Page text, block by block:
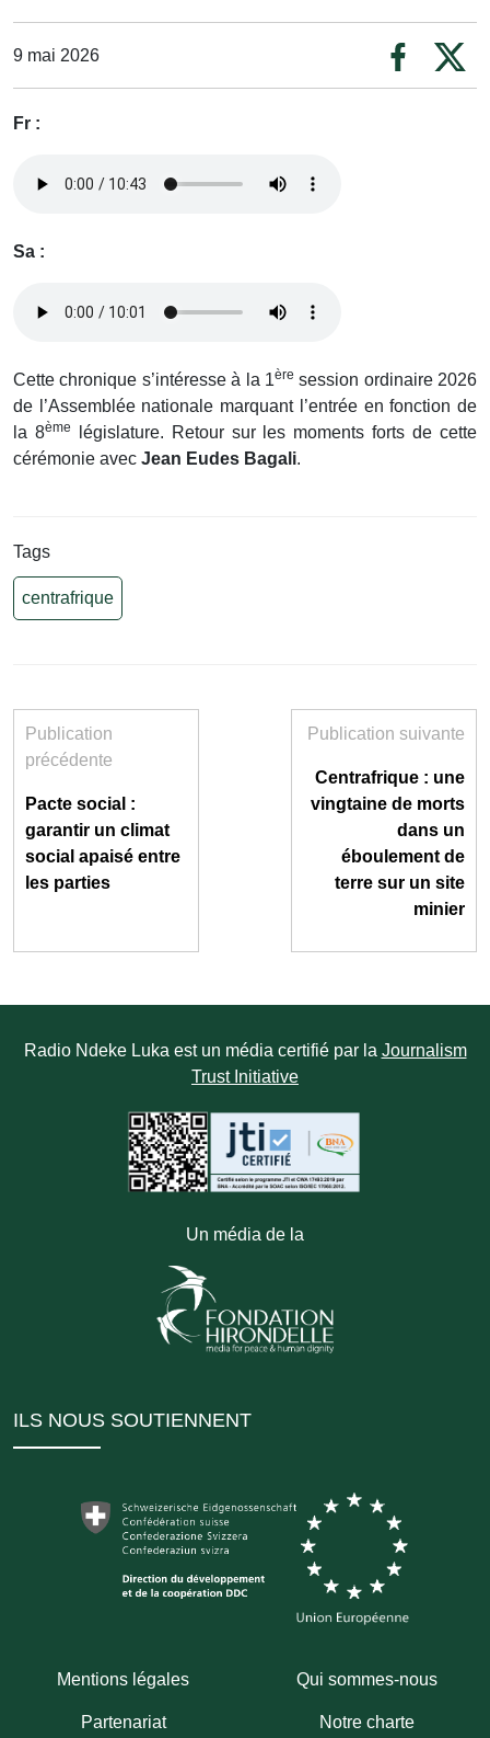
9 mai 2026
Fr :
Sa :
Cette chronique s’intéresse à la 1ère session ordinaire 2026
de l’Assemblée nationale marquant l’entrée en fonction de
la 8ème
législature. Retour sur les moments forts de cette
cérémonie avec Jean Eudes Bagali.
Tags
centrafrique
Publication
précédente
Pacte social :
garantir un climat
social apaisé entre
les parties
Publication suivante
Centrafrique : une
vingtaine de morts
dans un
éboulement de
terre sur un site
minier
Radio Ndeke Luka est un média certifié par la Journalism
Trust Initiative
Un média de la
ILS NOUS SOUTIENNENT
Mentions légales Qui sommes-nous
Partenariat Notre charte